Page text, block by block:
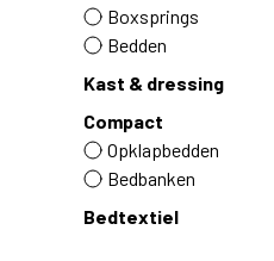
Boxsprings
Bedden
Kast & dressing
Compact
Opklapbedden
Bedbanken
Bedtextiel